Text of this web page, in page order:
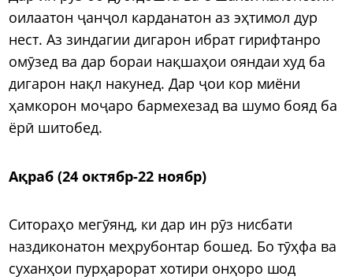
оилаатон ҷанҷол карданатон аз эҳтимол дур
нест. Аз зиндагии дигарон ибрат гирифтанро
омӯзед ва дар бораи нақшаҳои ояндаи худ ба
дигарон нақл накунед. Дар ҷои кор миёни
ҳамкорон моҷаро бармехезад ва шумо бояд ба
ёрӣ шитобед.
Ақраб (24 октябр-22 ноябр)
Ситораҳо мегӯянд, ки дар ин рӯз нисбати
наздиконатон меҳрубонтар бошед. Бо тӯҳфа ва
суханҳои пурҳарорат хотири онҳоро шод